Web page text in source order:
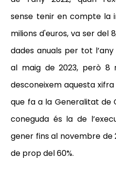
sense tenir en compte la
milions d'euros, va ser del
dades anuals per tot
al maig de 2023, però 8
desconeixem aquesta
que fa a la Generalitat de
coneguda és la de
gener fins al novembre de
de prop del 60%.